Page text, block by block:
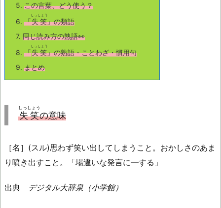
5. この言葉、どう使う？
6. 「失笑
しっしょう
」の類語
7. 同じ読み方の熟語👀
8. 「失笑
しっしょう
」の熟語・ことわざ・慣用句
9. まとめ
失笑
しっしょう
の意味
［名］(スル)思わず笑い出してしまうこと。おかしさのあま
り噴き出すこと。「場違いな発言に—する」
出典 デジタル大辞泉（小学館）